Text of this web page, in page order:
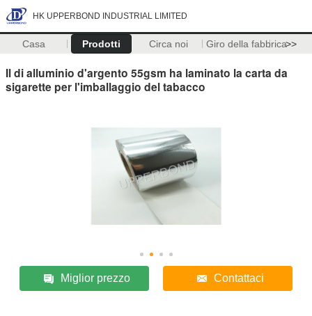
HK UPPERBOND INDUSTRIAL LIMITED
Casa Prodotti Circa noi Giro della fabbrica>>
Il di alluminio d'argento 55gsm ha laminato la carta da
sigarette per l'imballaggio del tabacco
Miglior prezzo Contattaci